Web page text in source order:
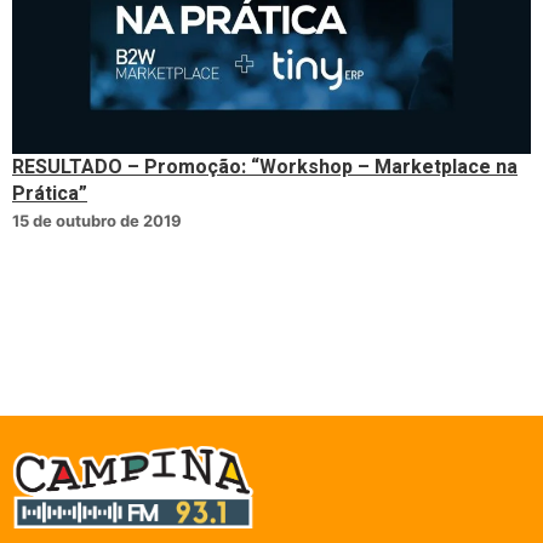
RESULTADO – Promoção: “Workshop – Marketplace na
Prática”
15 de outubro de 2019